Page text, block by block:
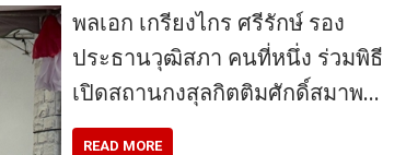
พลเอก เกรียงไกร ศรีรักษ์ รอง
ประธานวุฒิสภา คนที่หนึ่ง ร่วมพิธี
เปิดสถานกงสุลกิตติมศักดิ์สมาพ…
READ MORE